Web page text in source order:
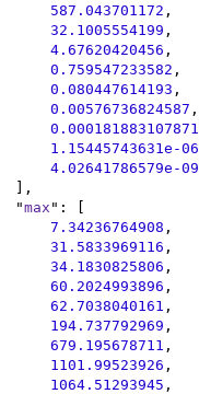
587.043701172 ,
32.1005554199 ,
4.67620420456 ,
0.759547233582 ,
0.080447614193 ,
0.00576736824587 ,
0.000181883107871
1.15445743631e-06
4.02641786579e-09
            "
max ": [
7.34236764908 ,
31.5833969116 ,
34.1830825806 ,
60.2024993896 ,
62.7038040161 ,
194.737792969 ,
679.195678711 ,
1101.99523926 ,
1064.51293945 ,